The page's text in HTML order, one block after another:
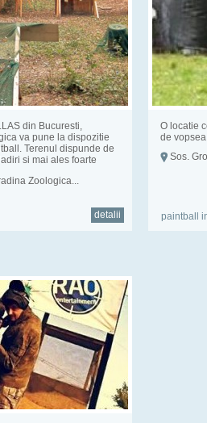
din Bucuresti,
va pune la dispozitie
Terenul dispunde de
si mai ales foarte
Zoologica...
detalii
O locatie
de
Sos.
paintball